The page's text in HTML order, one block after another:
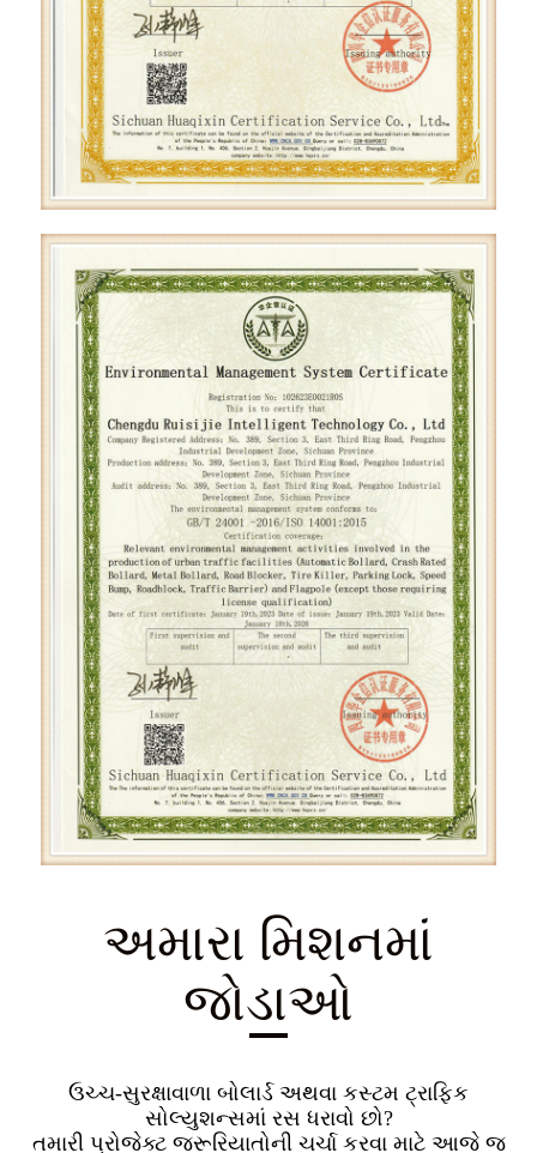
અમારા મિશનમાં
જોડાઓ
ઉચ્ચ-સુરક્ષાવાળા બોલાર્ડ અથવા કસ્ટમ ટ્રાફિક
સોલ્યુશન્સમાં રસ ધરાવો છો?
તમારી પ્રોજેક્ટ જરૂરિયાતોની ચર્ચા કરવા માટે આજે જ